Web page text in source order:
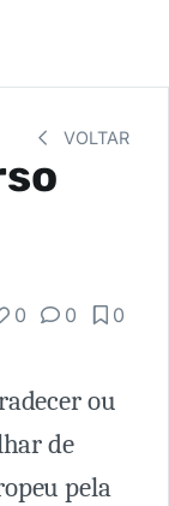
VOLTAR
0 0 0
ou
de
pela